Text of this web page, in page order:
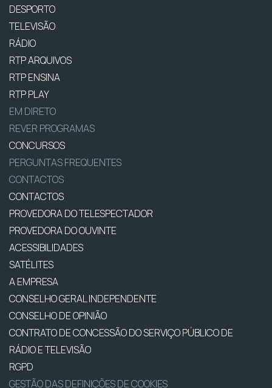
DESPORTO
TELEVISÃO
RÁDIO
RTP ARQUIVOS
RTP ENSINA
RTP PLAY
EM DIRETO
REVER PROGRAMAS
CONCURSOS
PERGUNTAS FREQUENTES
CONTACTOS
CONTACTOS
PROVEDORA DO TELESPECTADOR
PROVEDORA DO OUVINTE
ACESSIBILIDADES
SATÉLITES
A EMPRESA
CONSELHO GERAL INDEPENDENTE
CONSELHO DE OPINIÃO
CONTRATO DE CONCESSÃO DO SERVIÇO PÚBLICO DE
RÁDIO E TELEVISÃO
RGPD
GESTÃO DAS DEFINIÇÕES DE COOKIES